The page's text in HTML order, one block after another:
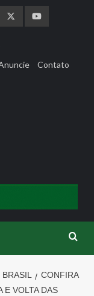
Contato
BRASIL
CONFIRA
E VOLTA DAS